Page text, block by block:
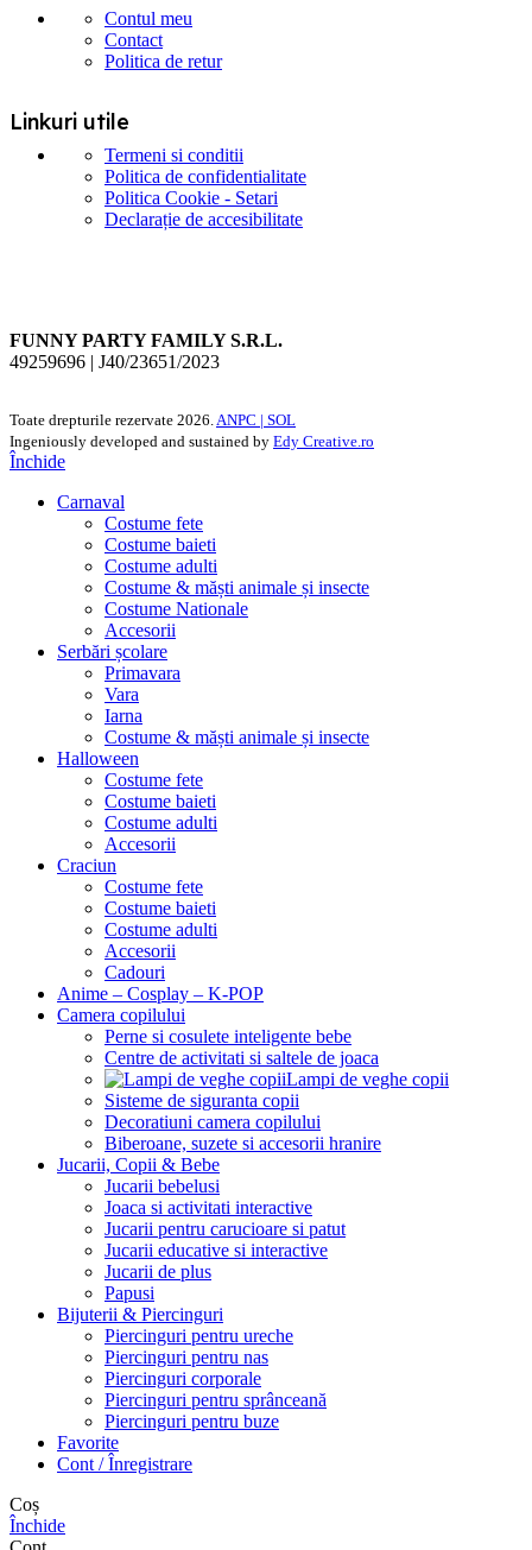
Contul meu
Contact
Politica de retur
Linkuri utile
Termeni si conditii
Politica de confidentialitate
Politica Cookie - Setari
Declarație de accesibilitate
FUNNY PARTY FAMILY S.R.L.
49259696 | J40/23651/2023
Toate drepturile rezervate 2026. ANPC | SOL
Ingeniously developed and sustained by Edy Creative.ro
Închide
Carnaval
Costume fete
Costume baieti
Costume adulti
Costume & măști animale și insecte
Costume Nationale
Accesorii
Serbări școlare
Primavara
Vara
Iarna
Costume & măști animale și insecte
Halloween
Costume fete
Costume baieti
Costume adulti
Accesorii
Craciun
Costume fete
Costume baieti
Costume adulti
Accesorii
Cadouri
Anime – Cosplay – K‑POP
Camera copilului
Perne si cosulete inteligente bebe
Centre de activitati si saltele de joaca
Lampi de veghe copii
Sisteme de siguranta copii
Decoratiuni camera copilului
Biberoane, suzete si accesorii hranire
Jucarii, Copii & Bebe
Jucarii bebelusi
Joaca si activitati interactive
Jucarii pentru carucioare si patut
Jucarii educative si interactive
Jucarii de plus
Papusi
Bijuterii & Piercinguri
Piercinguri pentru ureche
Piercinguri pentru nas
Piercinguri corporale
Piercinguri pentru sprânceană
Piercinguri pentru buze
Favorite
Cont / Înregistrare
Coș
Închide